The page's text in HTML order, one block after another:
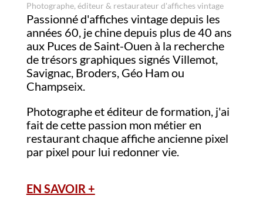
Photographe, éditeur & restaurateur d'affiches vintage
Passionné d'affiches vintage depuis les
années 60, je chine depuis plus de 40 ans
aux Puces de Saint-Ouen à la recherche
de trésors graphiques signés Villemot,
Savignac, Broders, Géo Ham ou
Champseix.
Photographe et éditeur de formation, j'ai
fait de cette passion mon métier en
restaurant chaque affiche ancienne pixel
par pixel pour lui redonner vie.
EN SAVOIR +